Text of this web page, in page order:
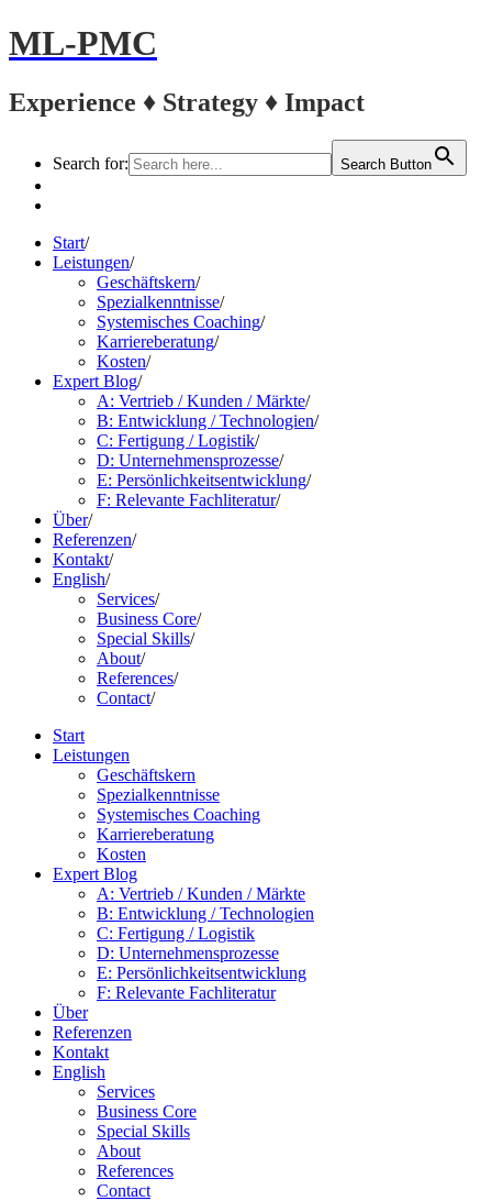
ML-PMC
Experience ♦ Strategy ♦ Impact
Search for: Search Button
Start/
Leistungen/
Geschäftskern/
Spezialkenntnisse/
Systemisches Coaching/
Karriereberatung/
Kosten/
Expert Blog/
A: Vertrieb / Kunden / Märkte/
B: Entwicklung / Technologien/
C: Fertigung / Logistik/
D: Unternehmensprozesse/
E: Persönlichkeitsentwicklung/
F: Relevante Fachliteratur/
Über/
Referenzen/
Kontakt/
English/
Services/
Business Core/
Special Skills/
About/
References/
Contact/
Start
Leistungen
Geschäftskern
Spezialkenntnisse
Systemisches Coaching
Karriereberatung
Kosten
Expert Blog
A: Vertrieb / Kunden / Märkte
B: Entwicklung / Technologien
C: Fertigung / Logistik
D: Unternehmensprozesse
E: Persönlichkeitsentwicklung
F: Relevante Fachliteratur
Über
Referenzen
Kontakt
English
Services
Business Core
Special Skills
About
References
Contact